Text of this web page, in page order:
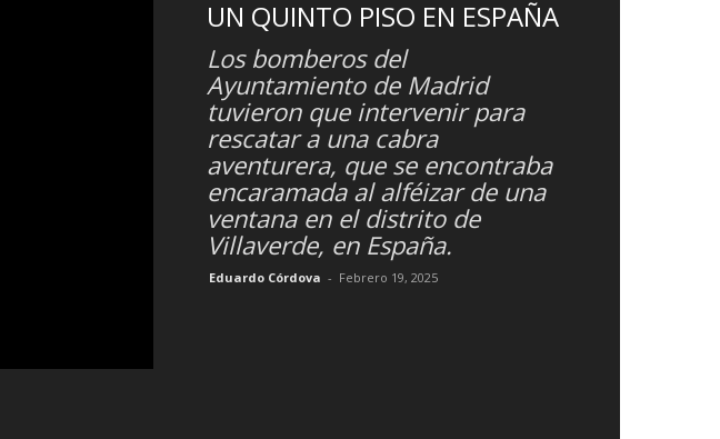
UN QUINTO PISO EN ESPAÑA
Los bomberos del
Ayuntamiento de Madrid
tuvieron que intervenir para
rescatar a una cabra
aventurera, que se encontraba
encaramada al alféizar de una
ventana en el distrito de
Villaverde, en España.
Eduardo Córdova - Febrero 19, 2025